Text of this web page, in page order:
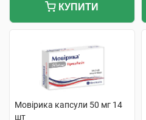
КУПИТИ
Мовірика капсули 50 мг 14
шт